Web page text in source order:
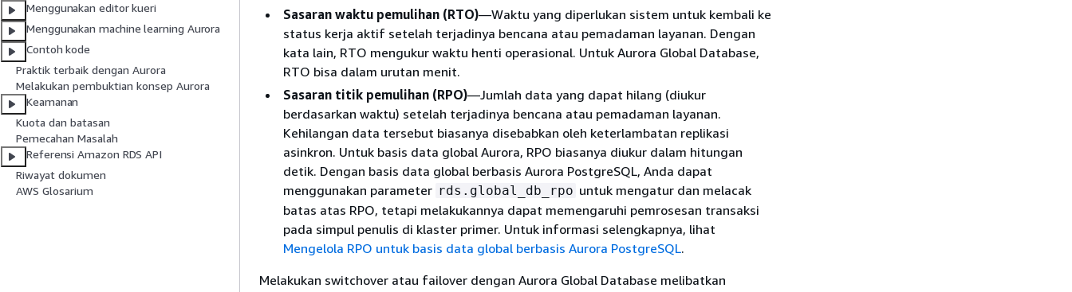
Menggunakan editor kueri
Menggunakan machine learning Aurora
Contoh kode
Praktik terbaik dengan Aurora
Melakukan pembuktian konsep Aurora
Keamanan
Kuota dan batasan
Pemecahan Masalah
Referensi Amazon RDS API
Riwayat dokumen
AWS Glosarium
Sasaran waktu pemulihan (RTO)—Waktu yang diperlukan sistem untuk kembali ke
status kerja aktif setelah terjadinya bencana atau pemadaman layanan. Dengan
kata lain, RTO mengukur waktu henti operasional. Untuk Aurora Global Database,
RTO bisa dalam urutan menit.
Sasaran titik pemulihan (RPO)—Jumlah data yang dapat hilang (diukur
berdasarkan waktu) setelah terjadinya bencana atau pemadaman layanan.
Kehilangan data tersebut biasanya disebabkan oleh keterlambatan replikasi
asinkron. Untuk basis data global Aurora, RPO biasanya diukur dalam hitungan
detik. Dengan basis data global berbasis Aurora PostgreSQL, Anda dapat
menggunakan parameter rds.global_db_rpo untuk mengatur dan melacak
batas atas RPO, tetapi melakukannya dapat memengaruhi pemrosesan transaksi
pada simpul penulis di klaster primer. Untuk informasi selengkapnya, lihat
Mengelola RPO untuk basis data global berbasis Aurora PostgreSQL.
Melakukan switchover atau failover dengan Aurora Global Database melibatkan